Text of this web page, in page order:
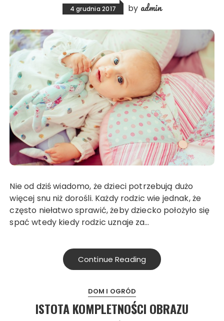
4 grudnia 2017 by admin
Nie od dziś wiadomo, że dzieci potrzebują dużo
więcej snu niż dorośli. Każdy rodzic wie jednak, że
często niełatwo sprawić, żeby dziecko położyło się
spać wtedy kiedy rodzic uznaje za…
Continue Reading
DOM I OGRÓD
ISTOTA KOMPLETNOŚCI OBRAZU